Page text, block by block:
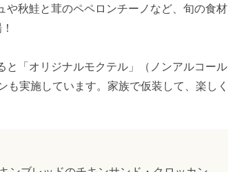
や秋鮭と茸のペペロンチーノなど、旬の食材
と「オリジナルモクテル」（ノンアルコール
も実施しています。家族で仮装して、楽しく